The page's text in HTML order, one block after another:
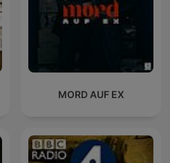
MORD AUF EX